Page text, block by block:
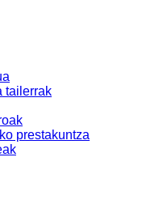
tailerrak
prestakuntza